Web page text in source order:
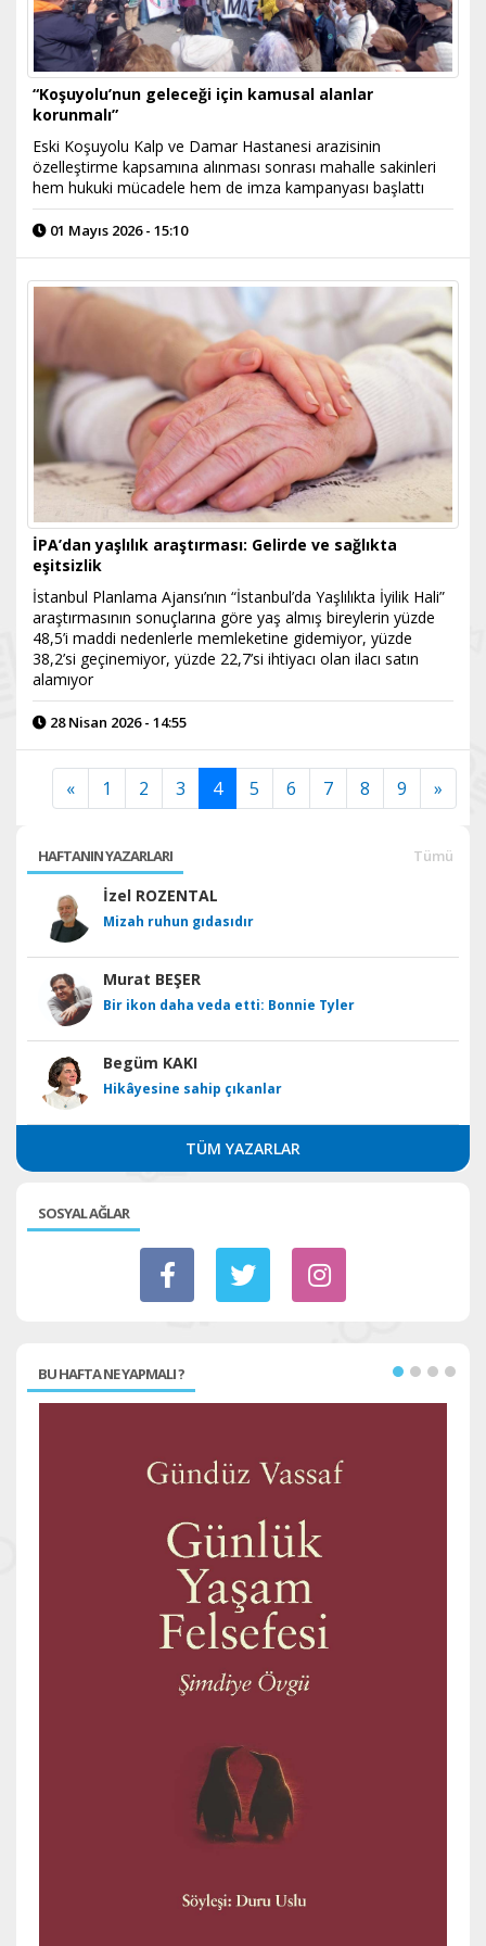
“Koşuyolu’nun geleceği için kamusal alanlar
korunmalı”
Eski Koşuyolu Kalp ve Damar Hastanesi arazisinin
özelleştirme kapsamına alınması sonrası mahalle sakinleri
hem hukuki mücadele hem de imza kampanyası başlattı
01 Mayıs 2026 - 15:10
İPA’dan yaşlılık araştırması: Gelirde ve sağlıkta
eşitsizlik
İstanbul Planlama Ajansı’nın “İstanbul’da Yaşlılıkta İyilik Hali”
araştırmasının sonuçlarına göre yaş almış bireylerin yüzde
48,5’i maddi nedenlerle memleketine gidemiyor, yüzde
38,2’si geçinemiyor, yüzde 22,7’si ihtiyacı olan ilacı satın
alamıyor
28 Nisan 2026 - 14:55
« 1 2 3 4 5 6 7 8 9 »
HAFTANIN YAZARLARI Tümü
İzel ROZENTAL
Mizah ruhun gıdasıdır
Murat BEŞER
Bir ikon daha veda etti: Bonnie Tyler
Begüm KAKI
Hikâyesine sahip çıkanlar
TÜM YAZARLAR
SOSYAL AĞLAR
BU HAFTA NE YAPMALI ?